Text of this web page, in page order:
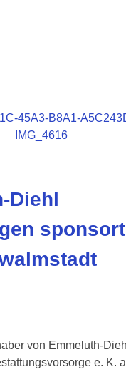
Diehl
von Emmeluth-Diehl
e. K.